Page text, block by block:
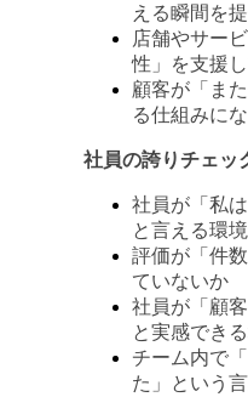
える瞬間を
店舗やサー
性」を支援
顧客が「ま
る仕組みに
社員の誇りチェッ
社員が「私
と言える環
評価が「件
ていないか
社員が「顧
と実感でき
チーム内で
た」という